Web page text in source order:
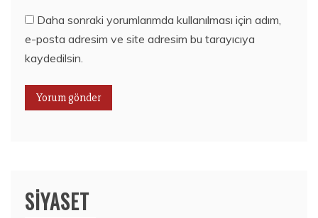
Daha sonraki yorumlarımda kullanılması için adım,
e-posta adresim ve site adresim bu tarayıcıya
kaydedilsin.
SIYASET